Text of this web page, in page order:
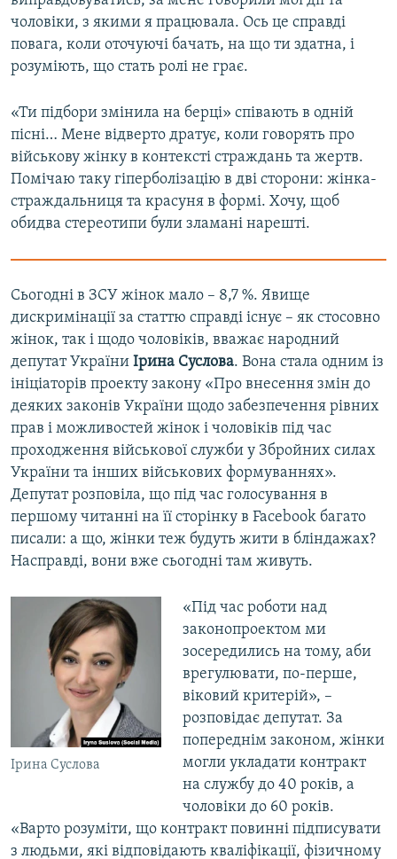
чоловіки, з якими я працювала. Ось це справді
повага, коли оточуючі бачать, на що ти здатна, і
розуміють, що стать ролі не грає.
«Ти підбори змінила на берці» співають в одній
пісні… Мене відверто дратує, коли говорять про
військову жінку в контексті страждань та жертв.
Помічаю таку гіперболізацію в дві сторони: жінка-
страждальниця та красуня в формі. Хочу, щоб
обидва стереотипи були зламані нарешті.
Сьогодні в ЗСУ жінок мало – 8,7 %. Явище
дискримінації за статтю справді існує – як стосовно
жінок, так і щодо чоловіків, вважає народний
депутат України Ірина Суслова. Вона стала одним із
ініціаторів проекту закону «Про внесення змін до
деяких законів України щодо забезпечення рівних
прав і можливостей жінок і чоловіків під час
проходження військової служби у Збройних силах
України та інших військових формуваннях».
Депутат розповіла, що під час голосування в
першому читанні на її сторінку в Facebook багато
писали: а що, жінки теж будуть жити в бліндажах?
Насправді, вони вже сьогодні там живуть.
Ірина Суслова
«Під час роботи над
законопроектом ми
зосередились на тому, аби
врегулювати, по-перше,
віковий критерій», –
розповідає депутат. За
попереднім законом, жінки
могли укладати контракт
на службу до 40 років, а
чоловіки до 60 років.
«Варто розуміти, що контракт повинні підписувати
з людьми, які відповідають кваліфікації, фізичному